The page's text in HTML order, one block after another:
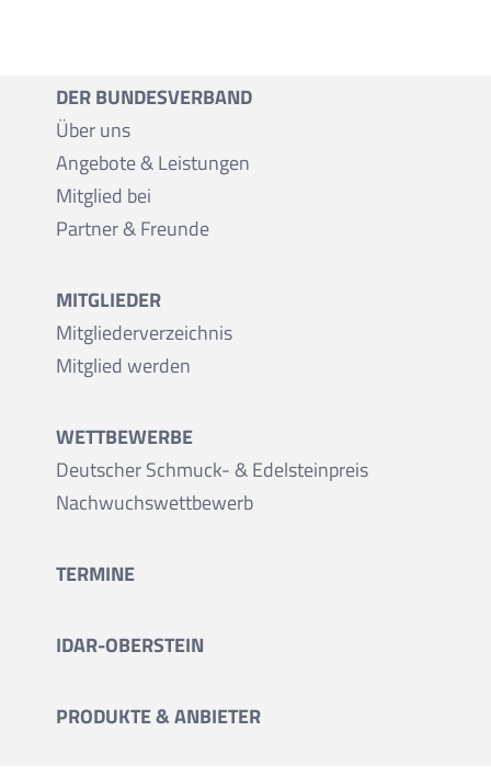
DER BUNDESVERBAND
Über uns
Angebote & Leistungen
Mitglied bei
Partner & Freunde
MITGLIEDER
Mitgliederverzeichnis
Mitglied werden
WETTBEWERBE
Deutscher Schmuck- & Edelsteinpreis
Nachwuchswettbewerb
TERMINE
IDAR-OBERSTEIN
PRODUKTE & ANBIETER